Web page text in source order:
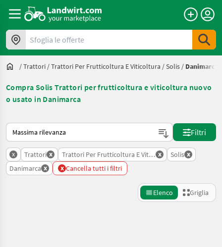
Sfoglia le offerte
/Trattori /Trattori Per Frutticoltura E Viticoltura /Solis / Danimarca
Compra Solis Trattori per frutticoltura e viticoltura nuovo
o usato in Danimarca
Ecco come viene ordinato su Landwirt.com
Filtri
x Trattori x Trattori Per Frutticoltura E Viticoltura
x Solis x
Danimarca x x Cancella tutti i filtri
Elenco Griglia